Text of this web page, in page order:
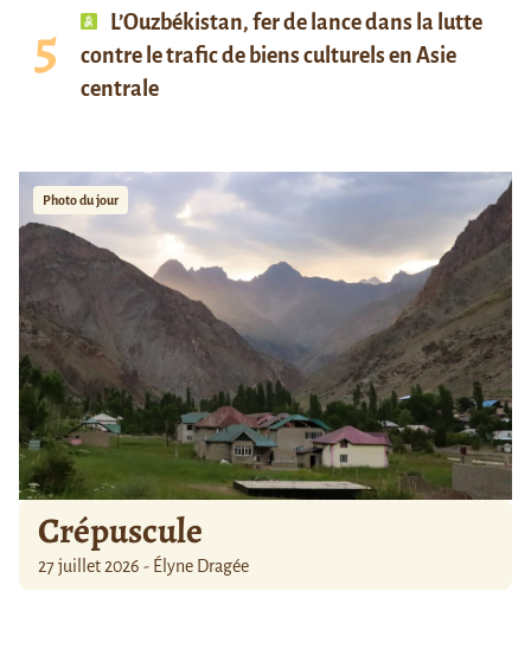
L’Ouzbékistan, fer de lance dans la lutte
contre le trafic de biens culturels en Asie
centrale
Photo du jour
Crépuscule
27 juillet 2026 - Élyne Dragée